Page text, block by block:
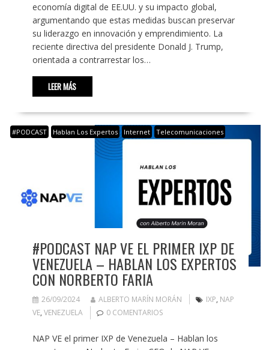
economía digital de EE.UU. y su impacto global,
argumentando que estas medidas buscan preservar
su liderazgo en innovación y emprendimiento. La
reciente directiva del presidente Donald J. Trump,
orientada a contrarrestar los…
LEER MÁS
#PODCAST Hablan Los Expertos Internet Telecomunicaciones
#PODCAST NAP VE EL PRIMER IXP DE
VENEZUELA – HABLAN LOS EXPERTOS
CON NORBERTO FARIA
26/09/2024 ALBERTO MARÍN MORÁN IXP, NAP
VE, VENEZUELA 0 COMENTARIOS
NAP VE el primer IXP de Venezuela – Hablan los